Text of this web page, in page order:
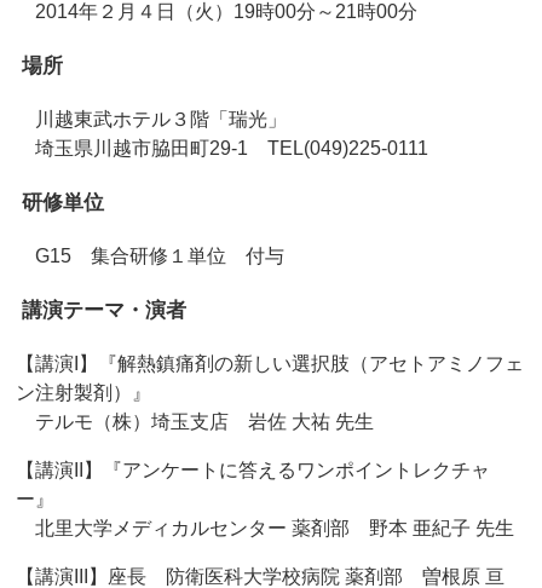
2014年２月４日（火）19時00分～21時00分
場所
川越東武ホテル３階「瑞光」
埼玉県川越市脇田町29-1 TEL(049)225-0111
研修単位
G15 集合研修１単位 付与
講演テーマ・演者
【講演I】『解熱鎮痛剤の新しい選択肢（アセトアミノフェ
ン注射製剤）』
テルモ（株）埼玉支店 岩佐 大祐 先生
【講演II】『アンケートに答えるワンポイントレクチャ
ー』
北里大学メディカルセンター 薬剤部 野本 亜紀子 先生
【講演III】座長 防衛医科大学校病院 薬剤部 曽根原 亘